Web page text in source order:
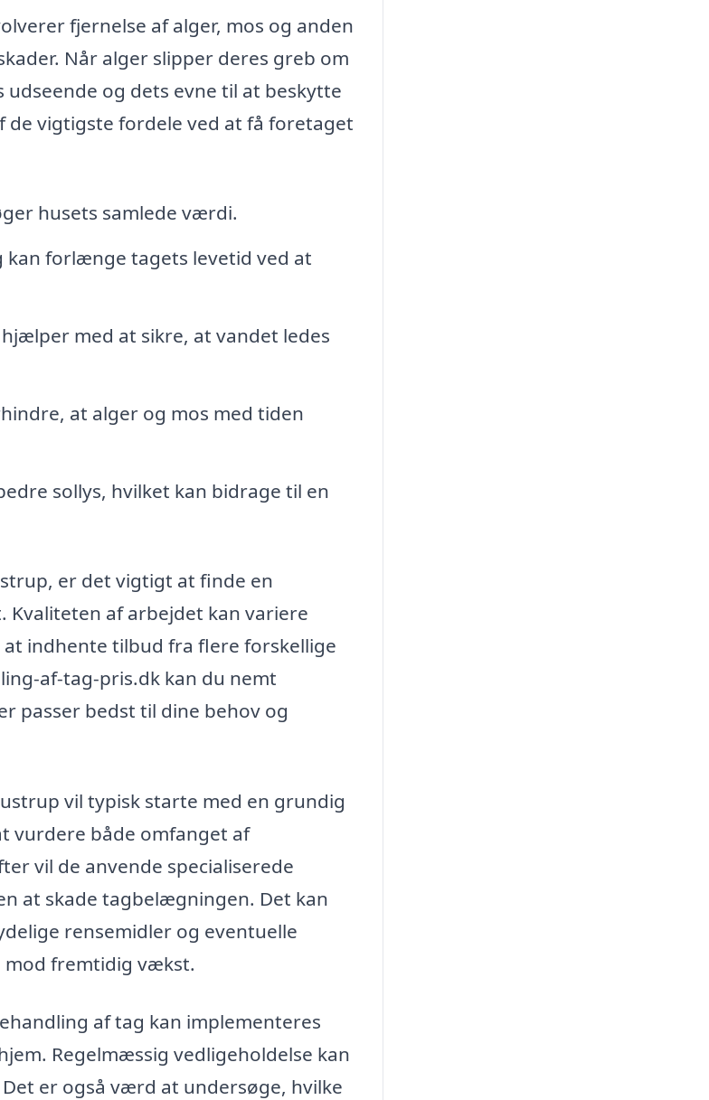
fjernelse af alger, mos og anden
Når alger slipper deres greb om
og dets evne til at beskytte
vigtigste fordele ved at få foretaget
husets samlede værdi.
kan forlænge tagets levetid ved at
med at sikre, at vandet ledes
at alger og mos med tiden
sollys, hvilket kan bidrage til en
er det vigtigt at finde en
af arbejdet kan variere
indhente tilbud fra flere forskellige
af-tag-pris.dk kan du nemt
passer bedst til dine behov og
vil typisk starte med en grundig
vurdere både omfanget af
vil de anvende specialiserede
at skade tagbelægningen. Det kan
rensemidler og eventuelle
fremtidig vækst.
af tag kan implementeres
Regelmæssig vedligeholdelse kan
er også værd at undersøge, hvilke